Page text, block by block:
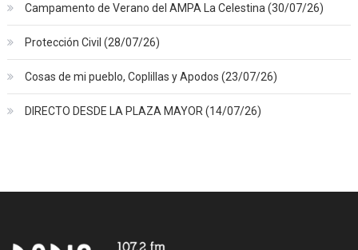
Campamento de Verano del AMPA La Celestina (30/07/26)
Protección Civil (28/07/26)
Cosas de mi pueblo, Coplillas y Apodos (23/07/26)
DIRECTO DESDE LA PLAZA MAYOR (14/07/26)